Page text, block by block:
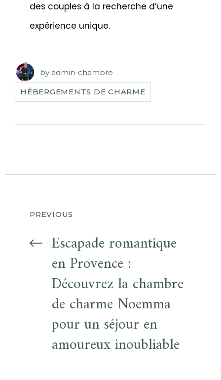
des couples à la recherche d’une
expérience unique.
by admin-chambre
HÉBERGEMENTS DE CHARME
PREVIOUS
Escapade romantique
en Provence :
Découvrez la chambre
de charme Noemma
pour un séjour en
amoureux inoubliable